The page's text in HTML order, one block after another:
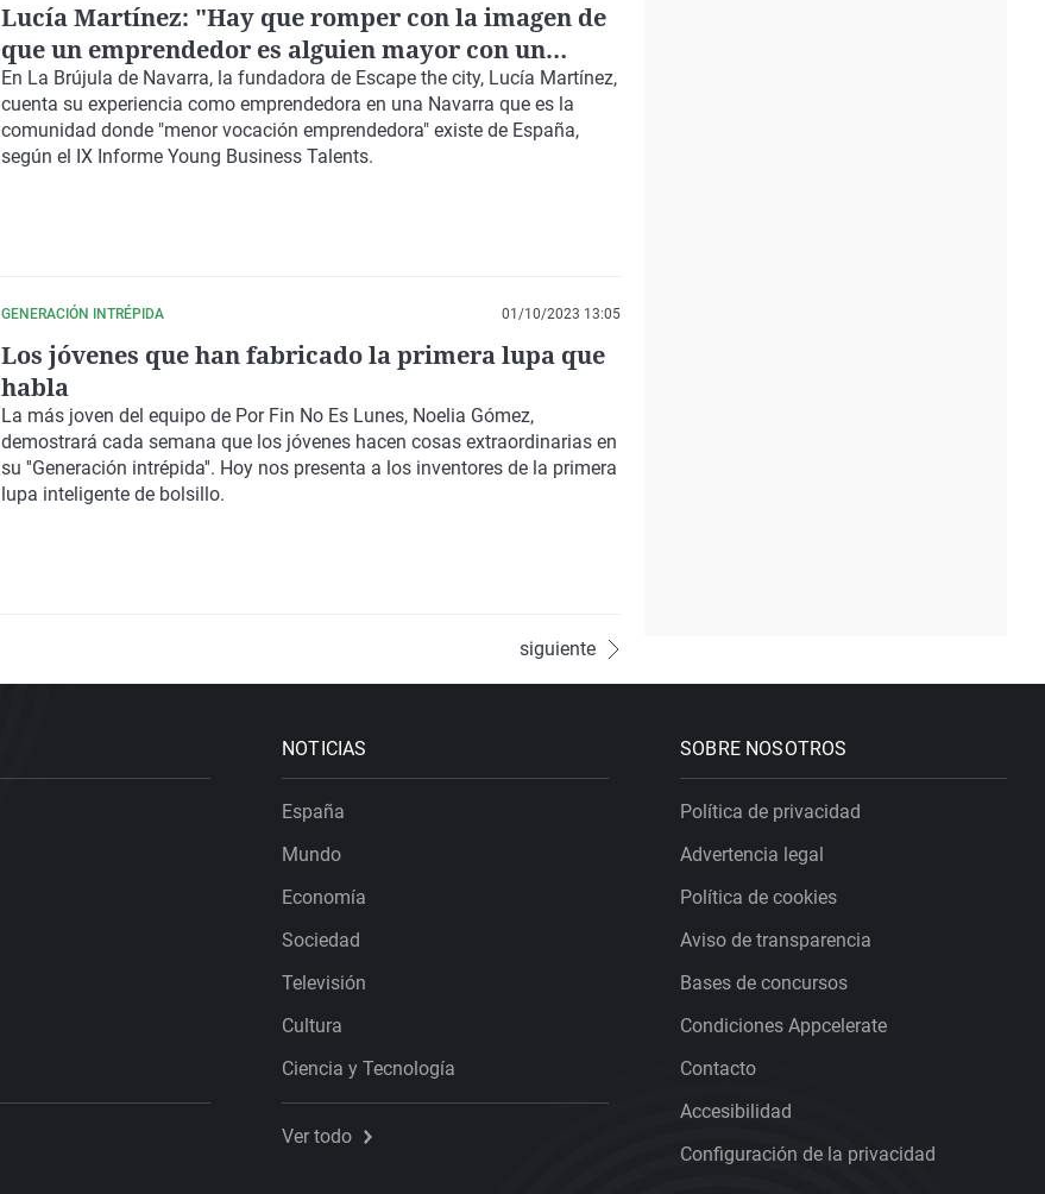
Lucía Martínez: "Hay que romper con la imagen de
que un emprendedor es alguien mayor con un
maletín"
En La Brújula de Navarra, la fundadora de Escape the city, Lucía Martínez,
cuenta su experiencia como emprendedora en una Navarra que es la
comunidad donde "menor vocación emprendedora" existe de España,
según el IX Informe Young Business Talents.
GENERACIÓN INTRÉPIDA 01/10/2023 13:05
Los jóvenes que han fabricado la primera lupa que
habla
La más joven del equipo de Por Fin No Es Lunes, Noelia Gómez,
demostrará cada semana que los jóvenes hacen cosas extraordinarias en
su ''Generación intrépida''. Hoy nos presenta a los inventores de la primera
lupa inteligente de bolsillo.
siguiente
NOTICIAS
España
Mundo
Economía
Sociedad
Televisión
Cultura
Ciencia y Tecnología
Ver todo
SOBRE NOSOTROS
Política de privacidad
Advertencia legal
Política de cookies
Aviso de transparencia
Bases de concursos
Condiciones Appcelerate
Contacto
Accesibilidad
Configuración de la privacidad